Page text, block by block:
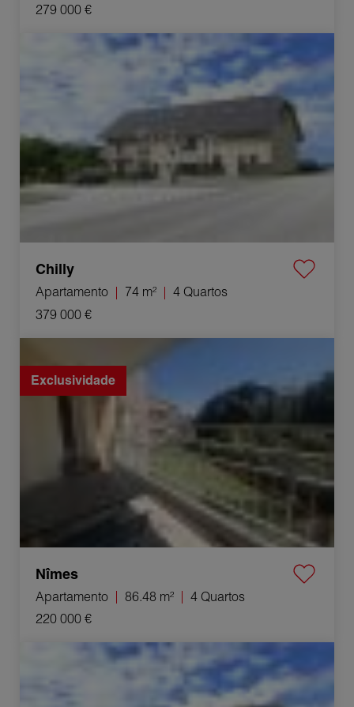
279 000 €
Venda Apartamento Chilly 4 Quartos 74 m²
Chilly
Apartamento 74 m²
4 Quartos
379 000 €
Venda Apartamento Nîmes 4 Quartos 86.48 m²
Exclusividade
Nîmes
Apartamento 86.48 m²
4 Quartos
220 000 €
Venda Apartamento Chilly 2 Quartos 30 m²